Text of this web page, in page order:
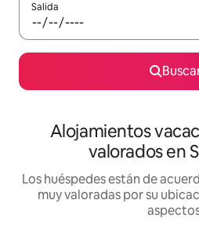
Salida
Alojamientos
valorados en
Los huéspedes están de
muy valoradas por su